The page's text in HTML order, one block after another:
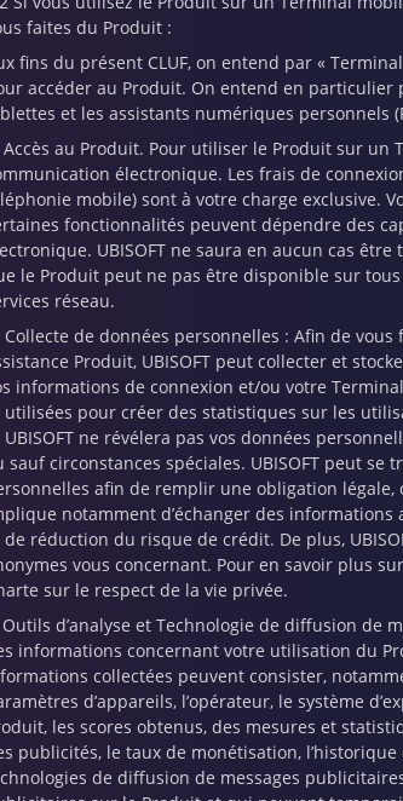
faites du Produit :
fins du présent CLUF, on entend par «
accéder au Produit. On entend en particulier
et les assistants numériques personnels
Accès au Produit. Pour utiliser le Produit sur un
électronique. Les frais de
mobile) sont à votre charge exclusive.
fonctionnalités peuvent dépendre des
UBISOFT ne saura en aucun cas
le Produit peut ne pas être disponible sur
réseau.
Collecte de données personnelles : Afin de
Produit, UBISOFT peut collecter et
informations de connexion et/ou votre
utilisées pour créer des statistiques sur les
UBISOFT ne révélera pas vos données
sauf circonstances spéciales. UBISOFT peut
afin de remplir une obligation
notamment d’échanger des
de réduction du risque de crédit. De plus,
vous concernant. Pour en savoir plus
sur le respect de la vie privée.
d’analyse et Technologie de diffusion de
informations concernant votre utilisation du
collectées peuvent consister,
d’appareils, l’opérateur, le système
les scores obtenus, des mesures et
publicités, le taux de monétisation,
de diffusion de messages